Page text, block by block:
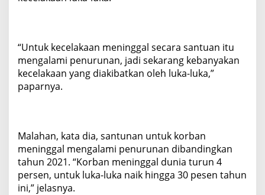
“Untuk kecelakaan meninggal secara santuan itu
mengalami penurunan, jadi sekarang kebanyakan
kecelakaan yang diakibatkan oleh luka-luka,”
paparnya.
Malahan, kata dia, santunan untuk korban
meninggal mengalami penurunan dibandingkan
tahun 2021. “Korban meninggal dunia turun 4
persen, untuk luka-luka naik hingga 30 pesen tahun
ini,” jelasnya.